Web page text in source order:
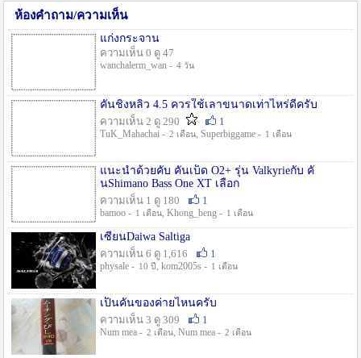
ห้องคำถาม/ความเห็น
แก่งกระจาน
ความเห็น 0 ดู 47
wanchalerm_wan - 4 วัน
คันชิงหลิว 4.5 ควรใช้เลาขนาดเท่าไหร่ดีครับ
ความเห็น 2 ดู 290
1
TuK_Mahachai - 2 เดือน, Superbiggame - 1 เดือน
แนะนำด้วยคับ คันเบ็ด O2+ รุ่น Valkyrieกับ คั
นShimano Bass One XT เลือก
ความเห็น 1 ดู 180
1
bamoo - 1 เดือน, Khong_beng - 1 เดือน
เซียนDaiwa Saltiga
ความเห็น 6 ดู 1,616
1
physale - 10 ปี , kom2005s - 1 เดือน
เป็นคันของค่ายไหนครับ
ความเห็น 3 ดู 309
1
Num mea - 2 เดือน, Num mea - 2 เดือน